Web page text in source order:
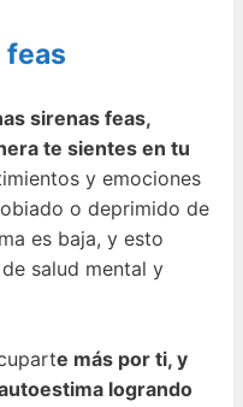
feas
sirenas feas,
te sientes en tu
y emociones
o deprimido de
es baja, y esto
salud mental y
e más por ti, y
logrando